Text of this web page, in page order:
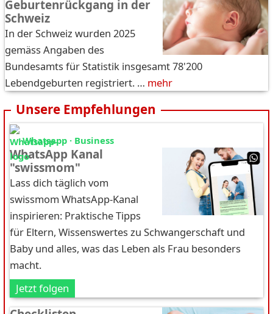
Geburtenrückgang in der
Schweiz
In der Schweiz wurden 2025
gemäss Angaben des
Bundesamts für Statistik insgesamt 78'200
Lebendgeburten registriert. … mehr
Unsere Empfehlungen
Whatsapp · Business
WhatsApp Kanal
"swissmom"
Lass dich täglich vom
swissmom WhatsApp-Kanal
inspirieren: Praktische Tipps
für Eltern, Wissenswertes zu Schwangerschaft und
Baby und alles, was das Leben als Frau besonders
macht.
Jetzt folgen